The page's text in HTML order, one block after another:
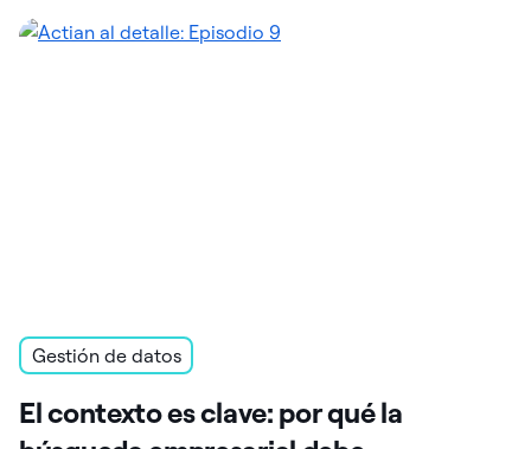
Gestión de datos
El contexto es clave: por qué la